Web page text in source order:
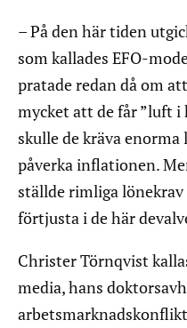
– På den här tiden
som kallades EFO-
pratade redan då om
mycket att de får ”luft i
skulle de kräva
påverka inflationen.
ställde rimliga
förtjusta i de här
Christer Törnqvist
media, hans